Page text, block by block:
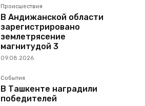
Происшествия
В Андижанской области
зарегистрировано
землетрясение
магнитудой 3
09.08.2026
События
В Ташкенте наградили
победителей